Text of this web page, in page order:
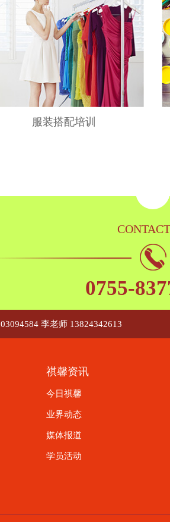
服装搭配培训
0755-
李老师 13824342613
祺馨资讯
今日祺馨
业界动态
媒体报道
学员活动